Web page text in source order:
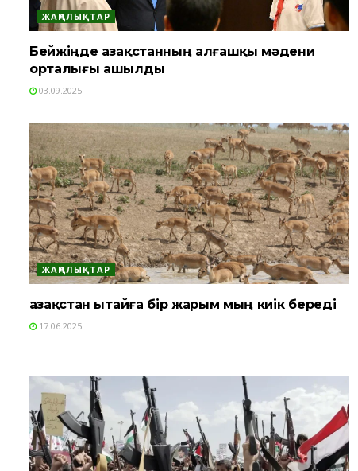
ЖАҢАЛЫҚТАР
Бейжіңде Қазақстанның алғашқы мәдени
орталығы ашылды
03.09.2025
ЖАҢАЛЫҚТАР
Қазақстан Қытайға бір жарым мың киік береді
17.06.2025